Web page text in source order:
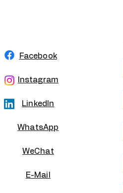
Facebook
Instagram
Linkedln
WhatsApp
WeChat
E-Mail